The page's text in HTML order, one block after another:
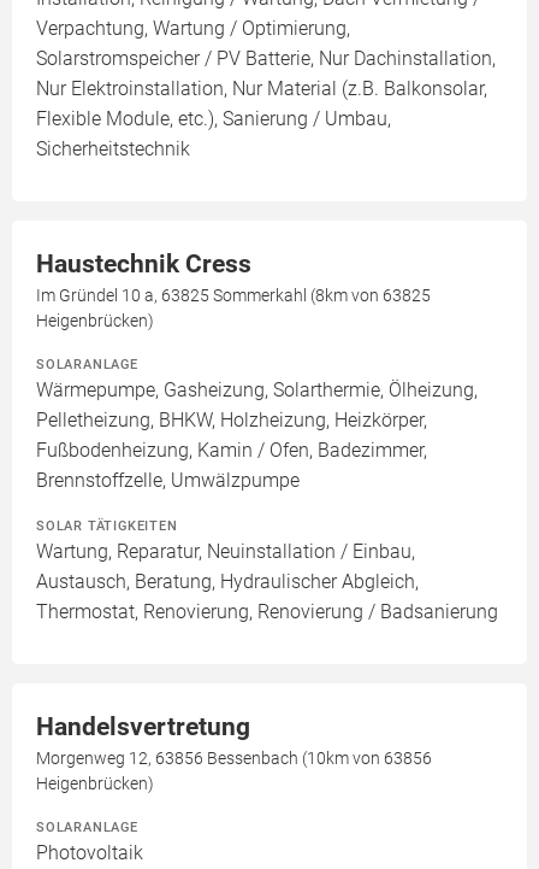
Verpachtung, Wartung / Optimierung,
Solarstromspeicher / PV Batterie, Nur Dachinstallation,
Nur Elektroinstallation, Nur Material (z.B. Balkonsolar,
Flexible Module, etc.), Sanierung / Umbau,
Sicherheitstechnik
Haustechnik Cress
Im Gründel 10 a, 63825 Sommerkahl (8km von 63825
Heigenbrücken)
SOLARANLAGE
Wärmepumpe, Gasheizung, Solarthermie, Ölheizung,
Pelletheizung, BHKW, Holzheizung, Heizkörper,
Fußbodenheizung, Kamin / Ofen, Badezimmer,
Brennstoffzelle, Umwälzpumpe
SOLAR TÄTIGKEITEN
Wartung, Reparatur, Neuinstallation / Einbau,
Austausch, Beratung, Hydraulischer Abgleich,
Thermostat, Renovierung, Renovierung / Badsanierung
Handelsvertretung
Morgenweg 12, 63856 Bessenbach (10km von 63856
Heigenbrücken)
SOLARANLAGE
Photovoltaik